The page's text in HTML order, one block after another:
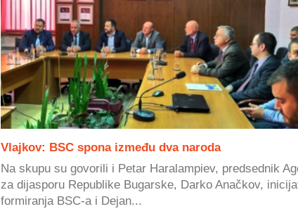
Vlajkov: BSC spona između dva naroda
Na skupu su govorili i Petar Haralampiev, predsednik
za dijasporu Republike Bugarske, Darko Anačkov,
formiranja BSC-a i Dejan...